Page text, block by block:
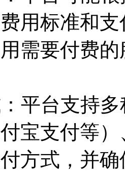
用标准和
需要付费
平台支持
宝支付等
方式，并